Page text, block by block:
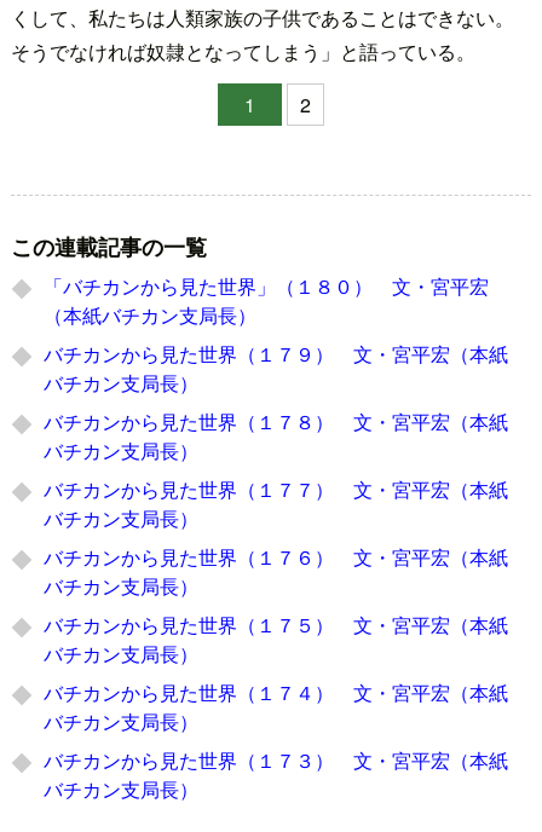
くして、私たちは人類家族の子供であることはできない。
そうでなければ奴隷となってしまう」と語っている。
1
2
この連載記事の一覧
「バチカンから見た世界」（１８０） 文・宮平宏
（本紙バチカン支局長）
バチカンから見た世界（１７９） 文・宮平宏（本紙
バチカン支局長）
バチカンから見た世界（１７８） 文・宮平宏（本紙
バチカン支局長）
バチカンから見た世界（１７７） 文・宮平宏（本紙
バチカン支局長）
バチカンから見た世界（１７６） 文・宮平宏（本紙
バチカン支局長）
バチカンから見た世界（１７５） 文・宮平宏（本紙
バチカン支局長）
バチカンから見た世界（１７４） 文・宮平宏（本紙
バチカン支局長）
バチカンから見た世界（１７３） 文・宮平宏（本紙
バチカン支局長）